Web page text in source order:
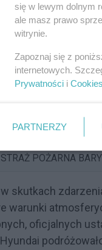
POŻARNA
skutkach
warunki
oficjalnych
się w lewym dolnym
ale masz prawo
witrynie.
Zapoznaj się z
internetowych.
Prywatności i Cookies
PARTNERZY